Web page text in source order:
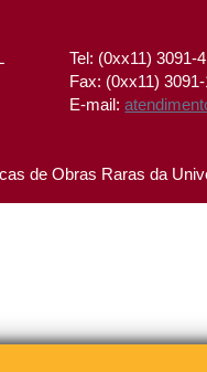
Tel: (0xx11) 3091-
Fax: (0xx11)
E-mail:
de Obras Raras da